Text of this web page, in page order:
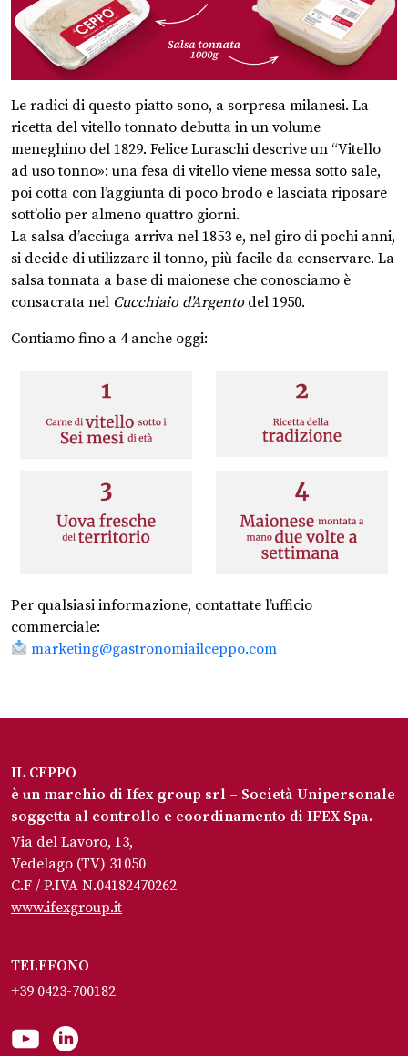
Le radici di questo piatto sono, a sorpresa milanesi. La
ricetta del vitello tonnato debutta in un volume
meneghino del 1829. Felice Luraschi descrive un “Vitello
ad uso tonno»: una fesa di vitello viene messa sotto sale,
poi cotta con l’aggiunta di poco brodo e lasciata riposare
sott’olio per almeno quattro giorni.
La salsa d’acciuga arriva nel 1853 e, nel giro di pochi anni,
si decide di utilizzare il tonno, più facile da conservare. La
salsa tonnata a base di maionese che conosciamo è
consacrata nel Cucchiaio d’Argentodel 1950.
Contiamo fino a 4 anche oggi:
Per qualsiasi informazione, contattate l’ufficio
commerciale:
marketing@gastronomiailceppo.com
IL CEPPO
è un marchio di Ifex group srl – Società Unipersonale
soggetta al controllo e coordinamento di IFEX Spa.
Via del Lavoro, 13,
Vedelago (TV) 31050
C.F / P.IVA N.04182470262
www.ifexgroup.it
TELEFONO
+39 0423-700182